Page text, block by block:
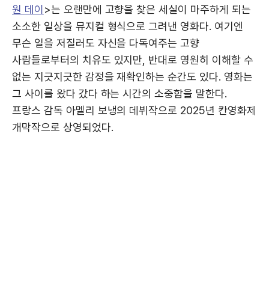
원 데이 >는 오랜만에 고향을 찾은 세실이 마주하게 되는
소소한 일상을 뮤지컬 형식으로 그려낸 영화다. 여기엔
무슨 일을 저질러도 자신을 다독여주는 고향
사람들로부터의 치유도 있지만, 반대로 영원히 이해할 수
없는 지긋지긋한 감정을 재확인하는 순간도 있다. 영화는
그 사이를 왔다 갔다 하는 시간의 소중함을 말한다.
프랑스 감독 아멜리 보냉의 데뷔작으로 2025년 칸영화제
개막작으로 상영되었다.